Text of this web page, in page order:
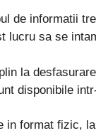
de informatii
lucru sa se
la
disponibile
in format fizic,